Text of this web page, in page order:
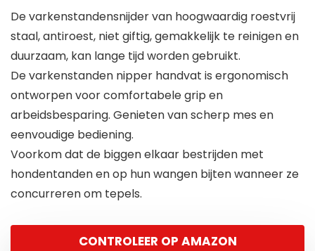
De varkenstandensnijder van hoogwaardig roestvrij
staal, antiroest, niet giftig, gemakkelijk te reinigen en
duurzaam, kan lange tijd worden gebruikt.
De varkenstanden nipper handvat is ergonomisch
ontworpen voor comfortabele grip en
arbeidsbesparing. Genieten van scherp mes en
eenvoudige bediening.
Voorkom dat de biggen elkaar bestrijden met
hondentanden en op hun wangen bijten wanneer ze
concurreren om tepels.
CONTROLEER OP AMAZON